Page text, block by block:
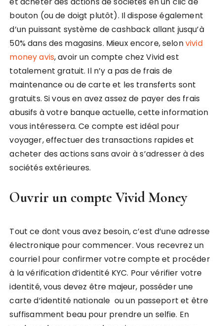
bouton (ou de doigt plutôt). Il dispose également
d’un puissant système de cashback allant jusqu’à
50% dans des magasins. Mieux encore, selonvivid
money avis, avoir un compte chez Vivid est
totalement gratuit. Il n’y a pas de frais de
maintenance ou de carte et les transferts sont
gratuits. Si vous en avez assez de payer des frais
abusifs à votre banque actuelle, cette information
vous intéressera. Ce compte est idéal pour
voyager, effectuer des transactions rapides et
acheter des actions sans avoir à s’adresser à des
sociétés extérieures.
Ouvrir un compte Vivid Money
Tout ce dont vous avez besoin, c’est d’une adresse
électronique pour commencer. Vous recevrez un
courriel pour confirmer votre compte et procéder
à la vérification d’identité KYC. Pour vérifier votre
identité, vous devez être majeur, posséder une
carte d’identité nationale ou un passeport et être
suffisamment beau pour prendre un selfie. En